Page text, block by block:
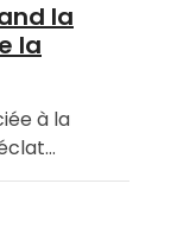
la
la
à la